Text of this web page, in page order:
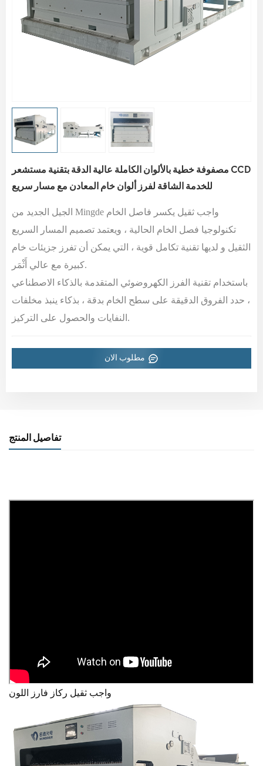
مصفوفة خطية بالألوان الكاملة عالية الدقة بتقنية مستشعر CCD
للخدمة الشاقة لفرز ألوان خام المعادن مع مسار سريع
الجيل الجديد من Mingde واجب ثقيل يكسر فاصل الخام
تكنولوجيا فصل الخام الحالية ، ويعتمد تصميم المسار السريع
الثقيل و لديها تقنية تكامل قوية ، التي يمكن أن تفرز جزيئات خام
كبيرة مع عالي أَثْمَر
.
باستخدام تقنية الفرز الكهروضوئي المتقدمة بالذكاء الاصطناعي
، حدد الفروق الدقيقة على سطح الخام بدقة ، بذكاء ينبذ مخلفات
النفايات والحصول على التركيز.
تفاصيل المنتج
واجب ثقيل ركاز فارز اللون